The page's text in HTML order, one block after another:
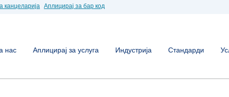
канцеларија Аплицирај за бар код
нас Аплицирај за услуга Индустрија Стандарди